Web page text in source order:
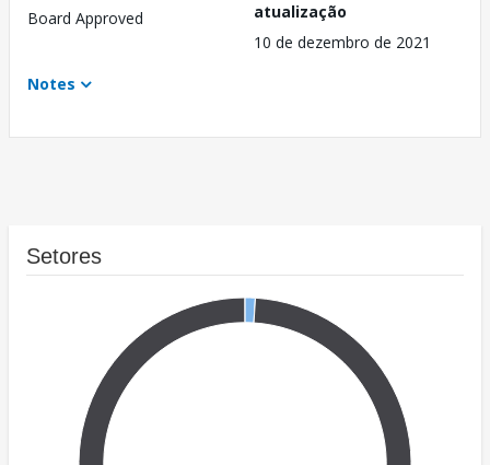
Board Approved
atualização
10 de dezembro de 2021
Notes
Setores